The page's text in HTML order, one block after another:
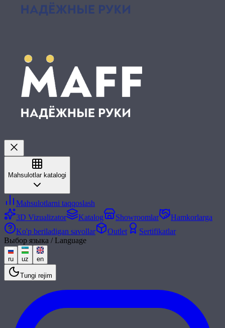
Mahsulotlar katalogi
Mahsulotlarni taqqoslash
3D Vizualizator
Katalog Showroomlar
Hamkorlarga
Ko'p beriladigan savollar
Outlet
Sertifikatlar
Выбор языка / Language
ru uz en
Tungi rejim